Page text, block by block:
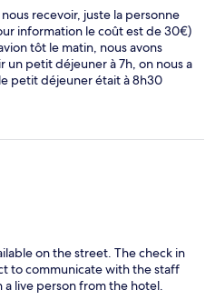
recevoir, juste la personne
information le coût est de 30€)
tôt le matin, nous avons
un petit déjeuner à 7h, on nous a
petit déjeuner était à 8h30
dire deux mots en Français.
on the street. The check in
to communicate with the staff
a live person from the hotel.